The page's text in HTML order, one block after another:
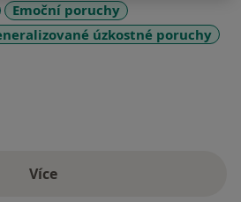
Emoční poruchy
úzkostné poruchy
Víceo zkušenostech